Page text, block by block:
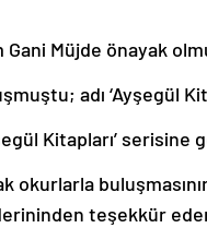
Müjde önayak
adı ‘Ayşegül
Kitapları’ serisine
okurlarla
teşekkür